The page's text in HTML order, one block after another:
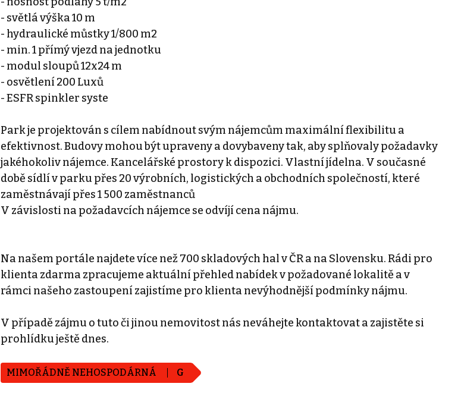
- světlá výška 10 m
- hydraulické můstky 1/800 m2
- min. 1 přímý vjezd na jednotku
- modul sloupů 12x24 m
- osvětlení 200 Luxů
- ESFR spinkler syste
Park je projektován s cílem nabídnout svým nájemcům maximální flexibilitu a
efektivnost. Budovy mohou být upraveny a dovybaveny tak, aby splňovaly požadavky
jakéhokoliv nájemce. Kancelářské prostory k dispozici. Vlastní jídelna. V současné
době sídlí v parku přes 20 výrobních, logistických a obchodních společností, které
zaměstnávají přes 1 500 zaměstnanců
V závislosti na požadavcích nájemce se odvíjí cena nájmu.
Na našem portále najdete více než 700 skladových hal v ČR a na Slovensku. Rádi pro
klienta zdarma zpracujeme aktuální přehled nabídek v požadované lokalitě a v
rámci našeho zastoupení zajistíme pro klienta nevýhodnější podmínky nájmu.
V případě zájmu o tuto či jinou nemovitost nás neváhejte kontaktovat a zajistěte si
prohlídku ještě dnes.
MIMOŘÁDNĚ NEHOSPODÁRNÁ G